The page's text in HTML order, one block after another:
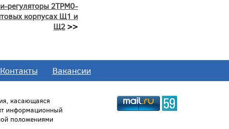
регуляторы 2ТРМ0-
корпусах Щ1 и
Щ2 >>
Контакты Вакансии
касающаяся
информационный
положениями